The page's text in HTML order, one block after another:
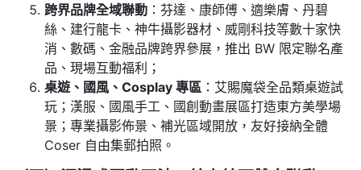
跨界品牌全域聯動 ：芬達、康師傅、適樂膚、丹碧
絲、建行龍卡、神牛攝影器材、威剛科技等數十家快
消、數碼、金融品牌跨界參展，推出 BW 限定聯名產
品、現場互動福利；
桌遊、國風、Cosplay 專區 ：艾賜魔袋全品類桌遊試
玩；漢服、國風手工、國創動畫展區打造東方美學場
景；專業攝影佈景、補光區域開放，友好接納全體
Coser 自由集郵拍照。